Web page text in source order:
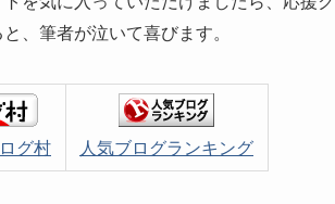
、筆者が泣いて喜びます。
グ村 人気ブログランキング